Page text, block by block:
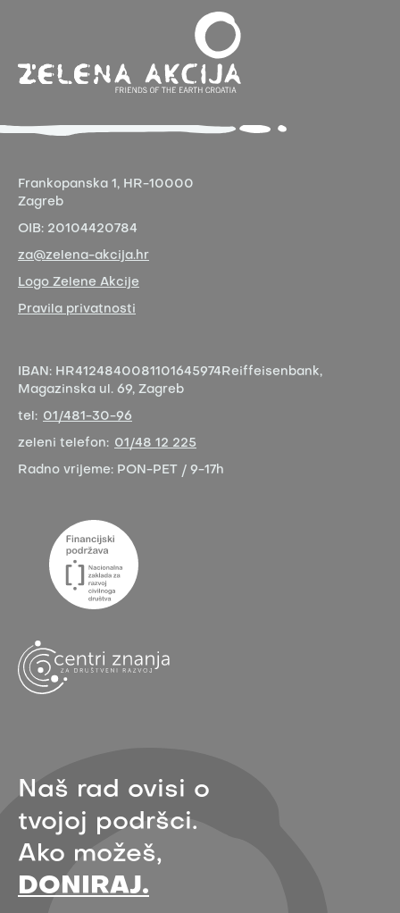
Frankopanska 1, HR-10000
Zagreb
OIB: 20104420784
za@zelena-akcija.hr
Logo Zelene Akcije
Pravila privatnosti
IBAN: HR4124840081101645974 Reiffeisenbank,
Magazinska ul. 69, Zagreb
tel: 01/481-30-96
zeleni telefon: 01/48 12 225
Radno vrijeme: PON-PET / 9-17h
Naš rad ovisi o
tvojoj podršci.
Ako možeš,
DONIRAJ.